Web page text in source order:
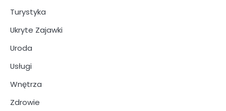
Turystyka
Ukryte Zajawki
Uroda
Usługi
Wnętrza
Zdrowie